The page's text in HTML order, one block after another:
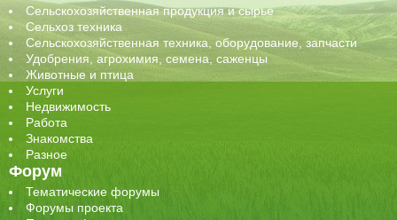
Сельскохозяйственная продукция и сырье
Сельхоз техника
Сельскохозяйственная техника, оборудование, запчасти
Удобрения, агрохимия, семена, саженцы
Животные и птица
Услуги
Недвижимость
Работа
Знакомства
Разное
Форум
Тематические форумы
Форумы проекта